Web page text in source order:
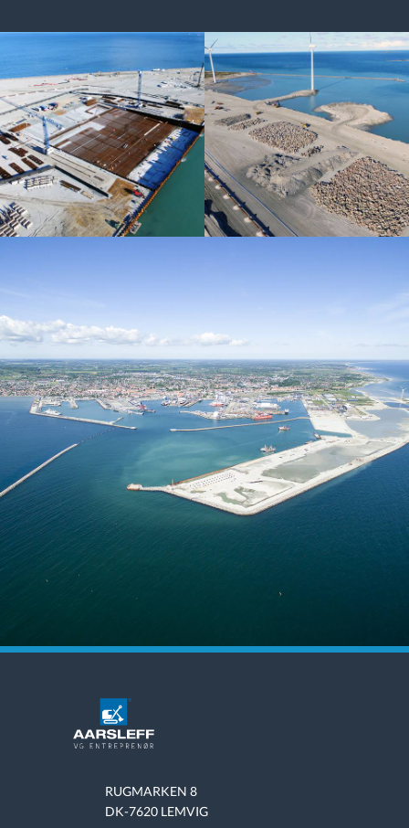
RUGMARKEN 8
DK-7620 LEMVIG